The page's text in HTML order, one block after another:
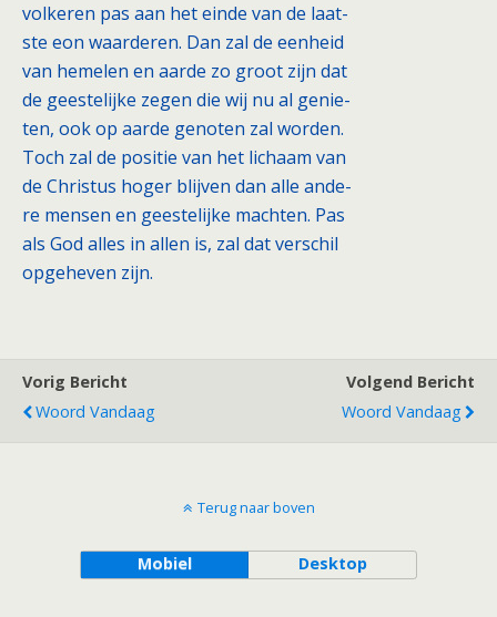
volkeren pas aan het einde van de laat-
ste eon waarderen. Dan zal de eenheid
van hemelen en aarde zo groot zijn dat
de geestelijke zegen die wij nu al genie-
ten, ook op aarde genoten zal worden.
Toch zal de positie van het lichaam van
de Christus hoger blijven dan alle ande-
re mensen en geestelijke machten. Pas
als God alles in allen is, zal dat verschil
opgeheven zijn.
Vorig Bericht
Woord Vandaag
Volgend Bericht
Woord Vandaag
Terug naar boven
Mobiel Desktop